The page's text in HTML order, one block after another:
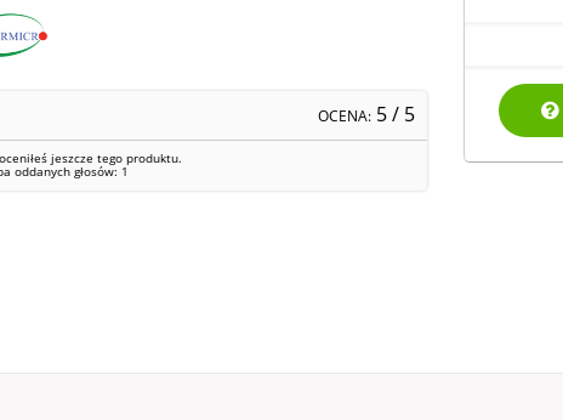
OCENA: 5/ 5
jeszcze tego produktu.
oddanych głosów: 1